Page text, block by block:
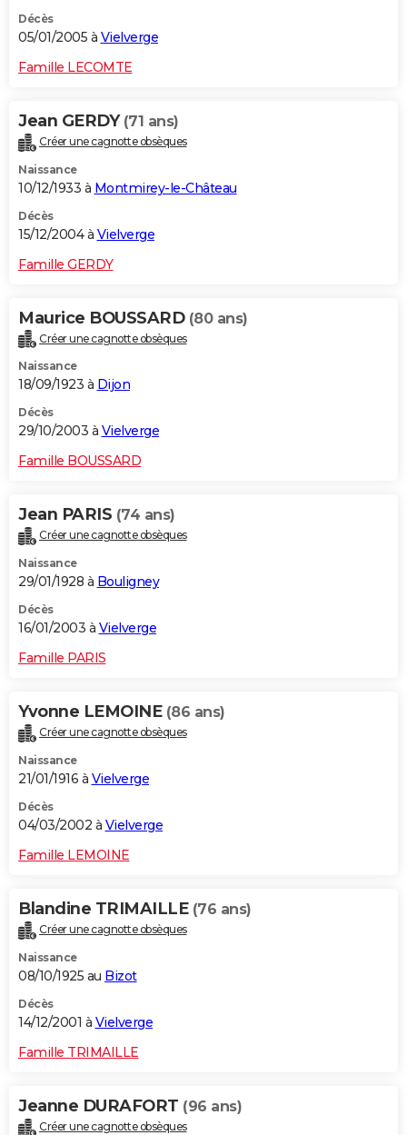
Décès
05/01/2005 à Vielverge
Famille LECOMTE
Jean GERDY (71 ans)
Créer une cagnotte obsèques
Naissance
10/12/1933 à Montmirey-le-Château
Décès
15/12/2004 à Vielverge
Famille GERDY
Maurice BOUSSARD (80 ans)
Créer une cagnotte obsèques
Naissance
18/09/1923 à Dijon
Décès
29/10/2003 à Vielverge
Famille BOUSSARD
Jean PARIS (74 ans)
Créer une cagnotte obsèques
Naissance
29/01/1928 à Bouligney
Décès
16/01/2003 à Vielverge
Famille PARIS
Yvonne LEMOINE (86 ans)
Créer une cagnotte obsèques
Naissance
21/01/1916 à Vielverge
Décès
04/03/2002 à Vielverge
Famille LEMOINE
Blandine TRIMAILLE (76 ans)
Créer une cagnotte obsèques
Naissance
08/10/1925 au Bizot
Décès
14/12/2001 à Vielverge
Famille TRIMAILLE
Jeanne DURAFORT (96 ans)
Créer une cagnotte obsèques